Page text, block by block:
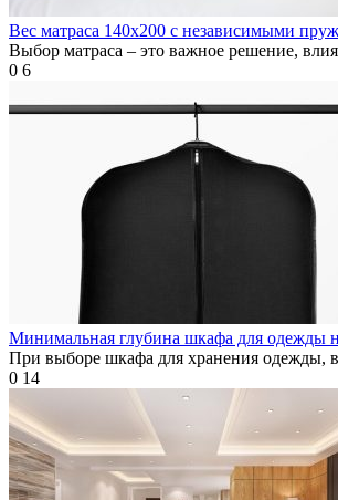
Вес матраса 140х200 с независимыми
Выбор матраса – это важное решение,
0 6
Минимальная глубина шкафа для одежды
При выборе шкафа для хранения одежды,
0 14